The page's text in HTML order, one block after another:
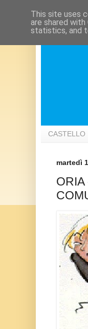
CASTELLO
martedì
ORIA
This site uses
are shared
statistics, and